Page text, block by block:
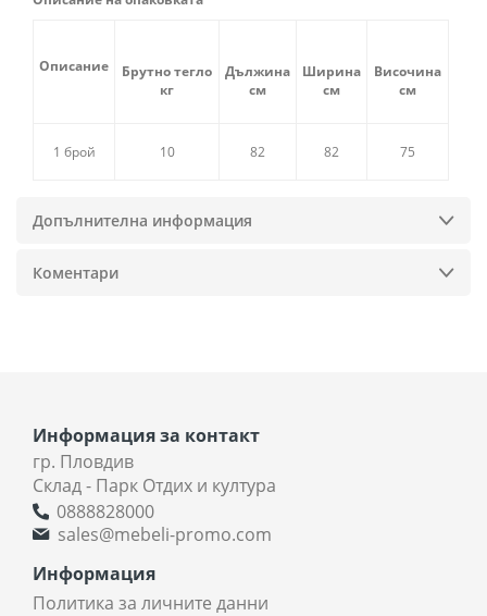
Описание
Брутно тегло
кг
Дължина
см
Ширина
см
Височина
см
1 брой 10 82 82 75
Допълнителна информация
Коментари
Информация за контакт
гр. Пловдив
Склад - Парк Отдих и култура
0888828000
sales@mebeli-promo.com
Информация
Политика за личните данни